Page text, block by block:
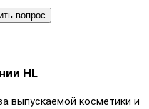
вопрос
HL
выпускаемой косметики и